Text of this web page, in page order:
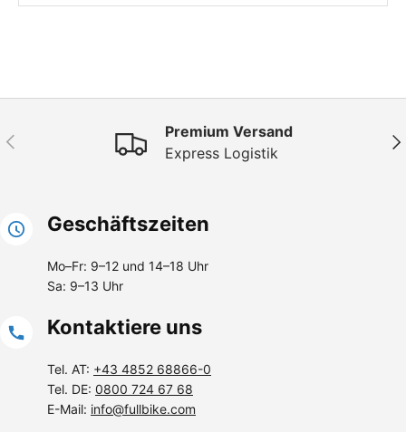
Vorherige
Premium Versand
Express Logistik
Geschäftszeiten
Mo–Fr: 9–12 und 14–18 Uhr
Sa: 9–13 Uhr
Kontaktiere uns
Tel. AT: +43 4852 68866-0
Tel. DE: 0800 724 67 68
E-Mail: info@fullbike.com